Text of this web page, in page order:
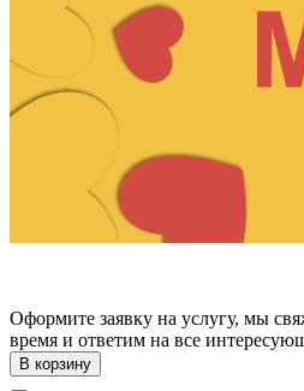
Оформите заявку на услугу, мы
время и ответим на все
В корзину